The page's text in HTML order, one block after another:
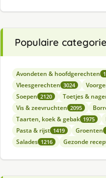
Populaire
Avondeten & hoofdgerechten
Vleesgerechten 3024
Soepen 2120 Toetjes &
Vis & zeevruchten 2095
Taarten, koek & gebak 1975
Pasta & rijst 1419 Groenten
Salades 1216 Gezonde